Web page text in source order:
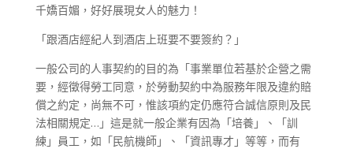
千嬌百媚，好好展現女人的魅力！
「跟酒店經紀人到酒店上班要不要簽約？」
一般公司的人事契約的目的為「事業單位若基於企營之需
要，經徵得勞工同意，於勞動契約中為服務年限及違約賠
償之約定，尚無不可，惟該項約定仍應符合誠信原則及民
法相關規定…」這是就一般企業有因為「培養」、「訓
練」員工，如「民航機師」、「資訊專才」等等，而有